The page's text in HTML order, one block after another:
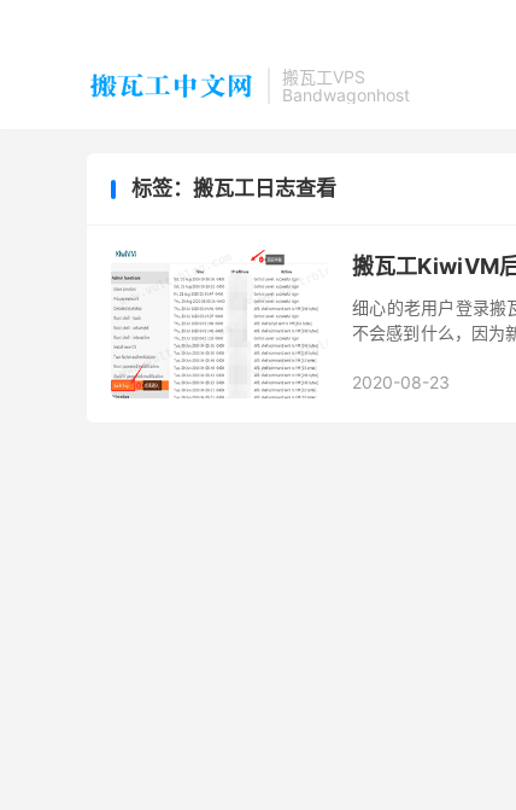
搬瓦工VPS
Bandwagonhost
标签：搬瓦工日志查看
搬瓦工KiwiVM
细心的老用户登录搬
不会感到什么，因为
2020-08-23